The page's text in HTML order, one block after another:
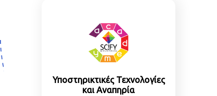
Υποστηρικτικές Τεχνολογίες
και Αναπηρία